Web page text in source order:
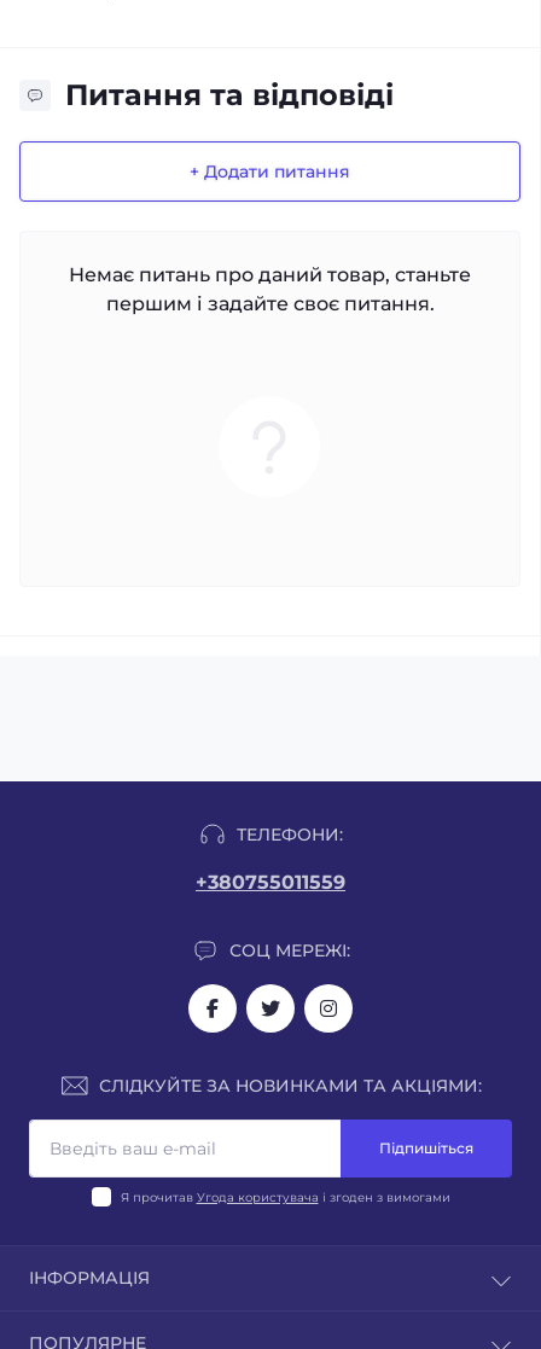
Питання та відповіді
+ Додати питання
Немає питань про даний товар, станьте
першим і задайте своє питання.
ТЕЛЕФОНИ:
+380755011559
СОЦ МЕРЕЖІ:
СЛІДКУЙТЕ ЗА НОВИНКАМИ ТА АКЦІЯМИ:
Підпишіться
Я прочитав Угода користувача і згоден з вимогами
ІНФОРМАЦІЯ
ПОПУЛЯРНЕ